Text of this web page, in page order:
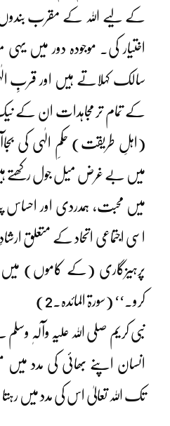
کے لیے اللہ کے مقرب
اختیار کی۔ موجودہ دور میں
سالک کہلاتے ہیں اور قربِ
کے تمام تر مجاہدات ان کے
(اہلِ طریقت) حکمِ الٰہی کی
میں بے غرض میل جول رکھتے
میں محبت، ہمدردی اور احساس
اسی اجتماعی اتحاد کے متعلق
پرہیزگاری (کے کاموں)
کرو۔‘‘ (سورۃ المائدہ۔2)
نبی کریم صلی اللہ علیہ وآلہٖ
انسان اپنے بھائی کی مدد
تک اللہ تعالیٰ اس کی مدد میں